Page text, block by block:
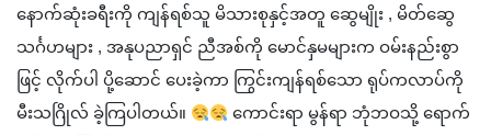
နောက်ဆုံးခရီးကို ကျန်ရစ်သူ မိသားစုနှင့်အတူ ဆွေမျိုး , မိတ်ဆွေ
သင်္ဂဟများ , အနုပညာရှင် ညီအစ်ကို မောင်နှမများက ဝမ်းနည်းစွာ
ဖြင့် လိုက်ပါ ပို့ဆောင် ပေးခဲ့ကာ ကြွင်းကျန်ရစ်သော ရုပ်ကလာပ်ကို
မီးသဂြိုလ် ခဲ့ကြပါတယ်။
ကောင်းရာ မွန်ရာ ဘုံဘဝသို့ ရောက်